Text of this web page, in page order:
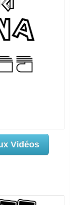
Vidéos